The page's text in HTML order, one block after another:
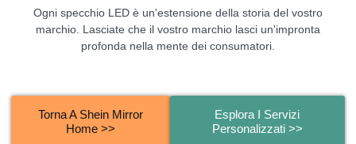
Ogni specchio LED è un'estensione della storia del vostro
marchio. Lasciate che il vostro marchio lasci un'impronta
profonda nella mente dei consumatori.
Torna A Shein Mirror
Home >>
Esplora I Servizi
Personalizzati >>